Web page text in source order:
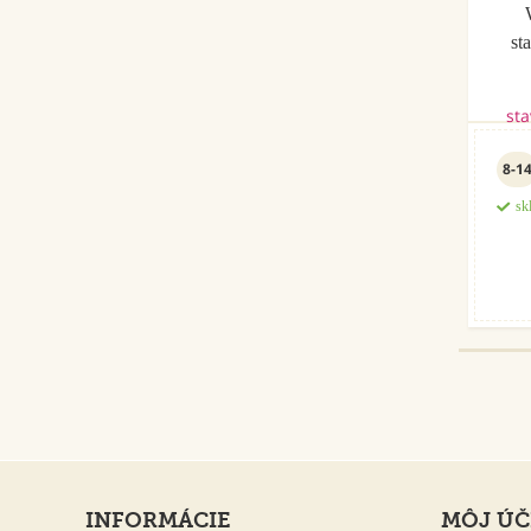
8-14
INFORMÁCIE MÔJ